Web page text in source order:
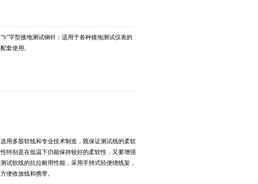
“S”字型接地测试钢钎：适用于各种接地测试仪表的
配套使用。
选用多股软线和专业技术制造，既保证测试线的柔软
性特别是在低温下仍能保持较好的柔软性，又要增强
测试软线的抗拉耐用性能，采用手持式轻便绕线架，
方便收放线和携带。